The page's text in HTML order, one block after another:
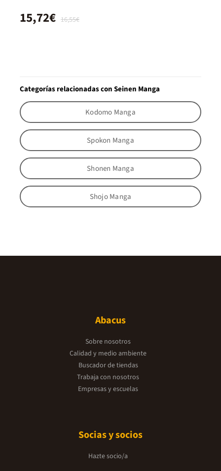
16,55€
15,72€
Categorías relacionadas con Seinen Manga
Kodomo Manga
Spokon Manga
Shonen Manga
Shojo Manga
Abacus
Sobre nosotros
Calidad y medio ambiente
Buscador de tiendas
Trabaja con nosotros
Empresas y escuelas
Socias y socios
Hazte socio/a